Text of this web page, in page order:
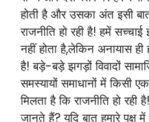
होती है और उसका अंत इसी
राजनीति हो रही है! हमें
नहीं होता है,लेकिन अनायास
है! बड़े-बड़े झगड़ों विवादों
समस्यायों समाधानों में किसी एक
मिलता है कि राजनीति हो रही
जानते हैं? यदि बात हमारे पक्ष